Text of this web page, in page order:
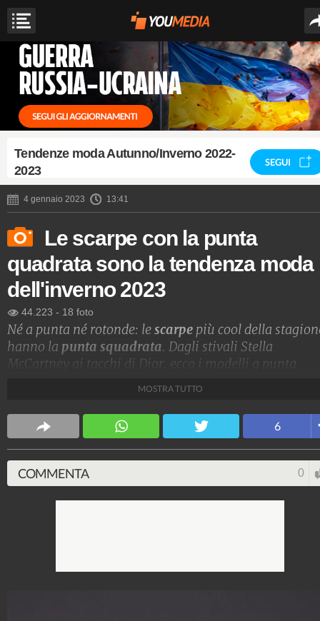
Tendenze moda Autunno/Inverno 2022-
2023
SEGUI
4 gennaio 2023 13:41
Le scarpe con la punta
quadrata sono la tendenza moda
dell'inverno 2023
44.223 - 18 foto
Né a punta né rotonde: lescarpe più cool della
hanno la punta squadrata. Dagli stivali Stella
McCartney ai tacchi di Dior, ecco i modelli a punta
Stile e trend
1.515.152.002 1.957 video 138.074 foto
MOSTRA TUTTO
6
COMMENTA 0